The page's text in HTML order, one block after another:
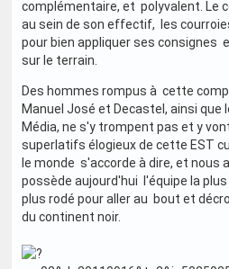
complémentaire, et polyvalent. Le
au sein de son effectif, les
pour bien appliquer ses consignes
sur le terrain.
Des hommes rompus à cette
Manuel José et Decastel, ainsi
Média, ne s'y trompent pas et y
superlatifs élogieux de cette EST
le monde s'accorde à dire, et nous
possède aujourd'hui l'équipe la
plus rodé pour aller au bout et
du continent noir.